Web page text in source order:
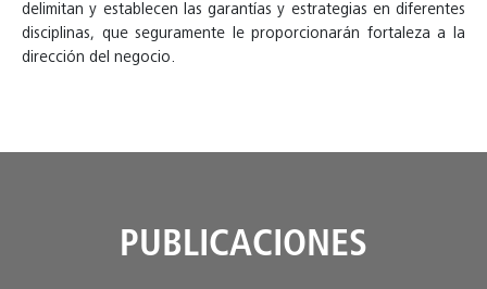
delimitan y establecen las garantías y estrategias en diferentes
disciplinas, que seguramente le proporcionarán fortaleza a la
dirección del negocio.
PUBLICACIONES